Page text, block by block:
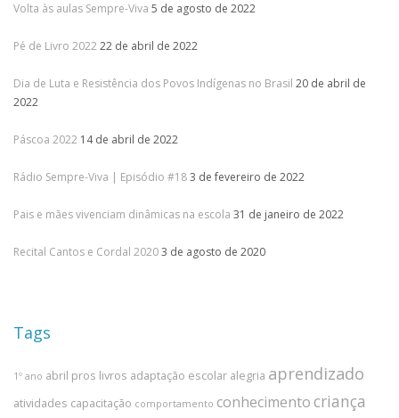
Volta às aulas Sempre-Viva 5 de agosto de 2022
Pé de Livro 2022 22 de abril de 2022
Dia de Luta e Resistência dos Povos Indígenas no Brasil 20 de abril de
2022
Páscoa 2022 14 de abril de 2022
Rádio Sempre-Viva | Episódio #183 de fevereiro de 2022
Pais e mães vivenciam dinâmicas na escola 31 de janeiro de 2022
Recital Cantos e Cordal 20203 de agosto de 2020
Tags
1º ano abril pros livros adaptação escolar alegria aprendizado
atividades capacitação comportamento conhecimentocriança